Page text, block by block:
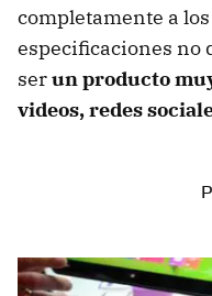
completamente a
especificaciones no
serun producto
videos, redes